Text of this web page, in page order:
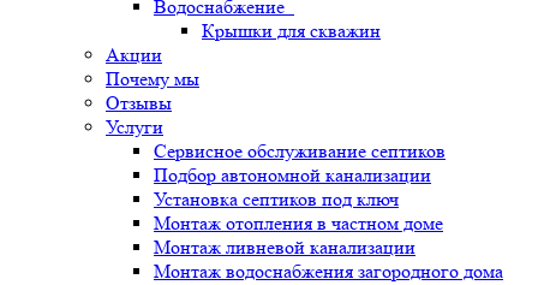
Водоснабжение
Крышки для скважин
Акции
Почему мы
Отзывы
Услуги
Сервисное обслуживание септиков
Подбор автономной канализации
Установка септиков под ключ
Монтаж отопления в частном доме
Монтаж ливневой канализации
Монтаж водоснабжения загородного дома